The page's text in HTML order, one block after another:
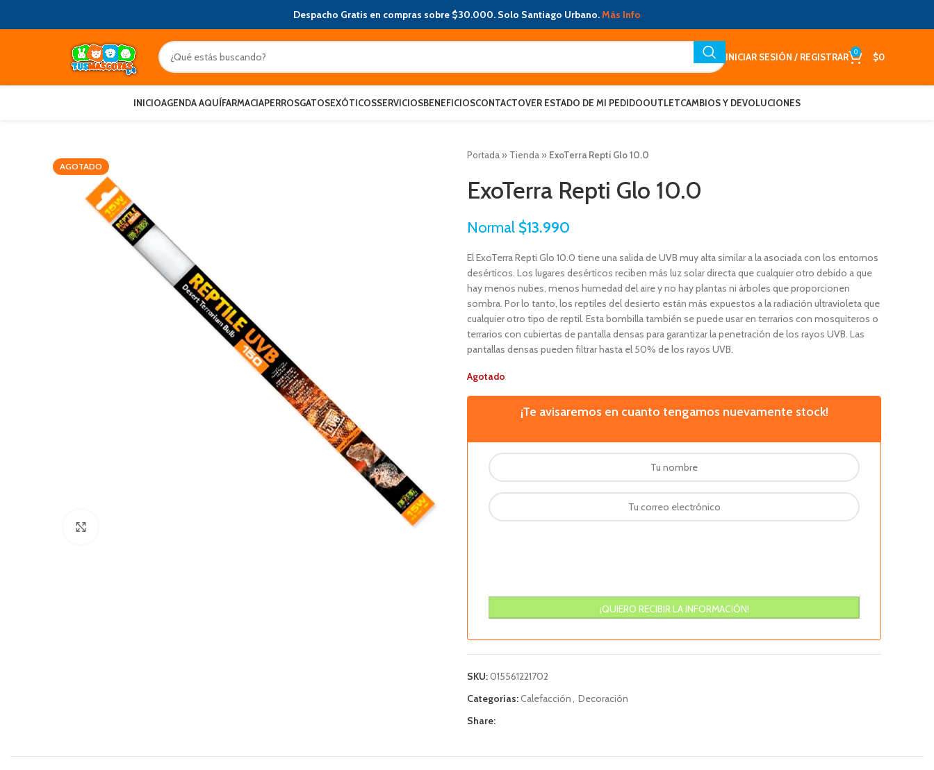
Despacho Gratis en compras sobre $30.000. Solo Santiago Urbano.Más Info
INICIAR SESIÓN / REGISTRAR 0 $0
INICIOAGENDA AQUÍFARMACIAPERROSGATOSEXÓTICOSSERVICIOSBENEFICIOSCONTACTOVER ESTADO DE MI PEDIDOOUTLETCAMBIOS Y DEVOLUCIONES
AGOTADO
Portada » Tienda » ExoTerra Repti Glo 10.0
ExoTerra Repti Glo 10.0
Normal $13.990
El ExoTerra Repti Glo 10.0 tiene una salida de UVB muy alta similar a la asociada con los entornos
desérticos. Los lugares desérticos reciben más luz solar directa que cualquier otro debido a que
hay menos nubes, menos humedad del aire y no hay plantas ni árboles que proporcionen
sombra. Por lo tanto, los reptiles del desierto están más expuestos a la radiación ultravioleta que
cualquier otro tipo de reptil. Esta bombilla también se puede usar en terrarios con mosquiteros o
terrarios con cubiertas de pantalla densas para garantizar la penetración de los rayos UVB. Las
pantallas densas pueden filtrar hasta el 50% de los rayos UVB.
Agotado
¡Te avisaremos en cuanto tengamos nuevamente stock!
SKU:015561221702
Categorías:Calefacción, Decoración
Share: